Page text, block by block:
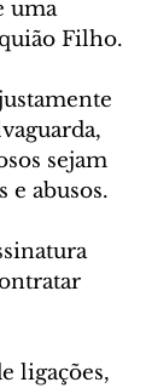
uma
Filho.
sejam
e abusos.
ligações,